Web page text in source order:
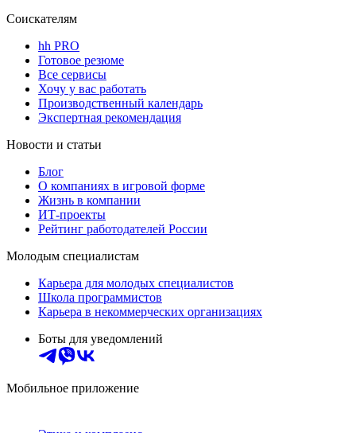
Соискателям
hh PRO
Готовое резюме
Все сервисы
Хочу у вас работать
Производственный календарь
Экспертная рекомендация
Новости и статьи
Блог
О компаниях в игровой форме
Жизнь в компании
ИТ-проекты
Рейтинг работодателей России
Молодым специалистам
Карьера для молодых специалистов
Школа программистов
Карьера в некоммерческих организациях
Боты для уведомлений
Мобильное приложение